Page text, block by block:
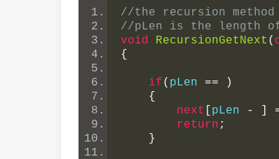
//the recursion
//pLen is the length
void
RecursionGetNext (
{
if( pLen ==
)
{
next
pLen -
return ;
}